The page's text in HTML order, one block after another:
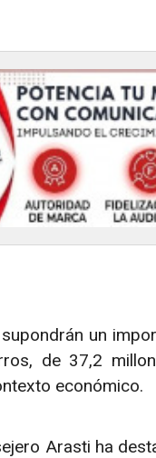
un
de 37,2
económico.
Arasti ha